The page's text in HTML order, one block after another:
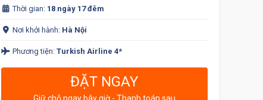
Thời gian: 18 ngày 17 đêm
Nơi khởi hành: Hà Nội
Phương tiện: Turkish Airline 4*
ĐẶT NGAY